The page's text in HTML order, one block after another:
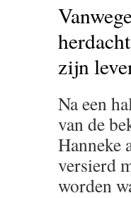
zijn
Na een
van de
Hanneke
versierd
worden